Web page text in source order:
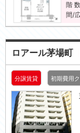
階
間/
ロアール茅場町
分譲賃貸 初期費用